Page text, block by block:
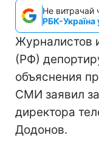
Не витрачай
РБК-Україна
Журналистов
(РФ)
объяснения
СМИ заявил
директора
Додонов.